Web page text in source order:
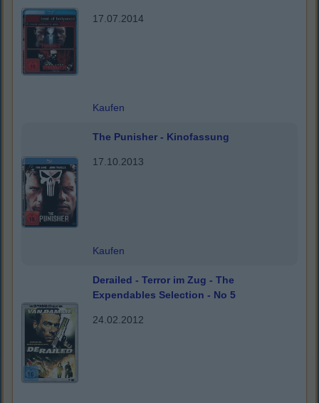
17.07.2014
Kaufen
The Punisher - Kinofassung
17.10.2013
Kaufen
Derailed - Terror im Zug - The
Expendables Selection - No 5
24.02.2012